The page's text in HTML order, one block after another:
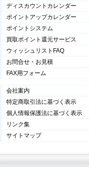
ディスカウントカレンダー
ポイントアップカレンダー
ポイントシステム
買取ポイント還元サービス
ウィッシュリストFAQ
お問合せ・お見積
FAX用フォーム
会社案内
特定商取引法に基づく表示
個人情報保護法に基づく表示
リンク集
サイトマップ